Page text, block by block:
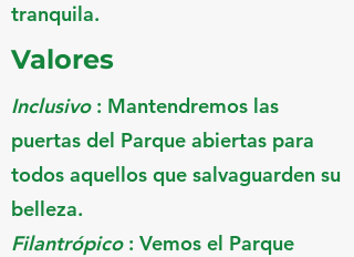
tranquila.
Valores
Inclusivo: Mantendremos las
puertas del Parque abiertas para
todos aquellos que salvaguarden su
belleza.
Filantrópico: Vemos el Parque